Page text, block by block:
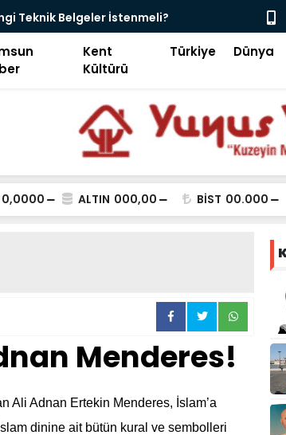
Nasıl Ulaşırım? Endüstriyel
Kent
Kültürü
Türkiye Dünya
0,0000 ALTIN 000,00 BİST 00.000
Menderes!
Ali Adnan Ertekin Menderes, İslam’a
dinine ait bütün kural ve sembolleri